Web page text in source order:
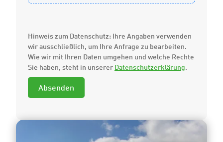
Hinweis zum Datenschutz: Ihre Angaben verwenden
wir ausschließlich, um Ihre Anfrage zu bearbeiten.
Wie wir mit Ihren Daten umgehen und welche Rechte
Sie haben, steht in unserer Datenschutzerklärung.
Absenden